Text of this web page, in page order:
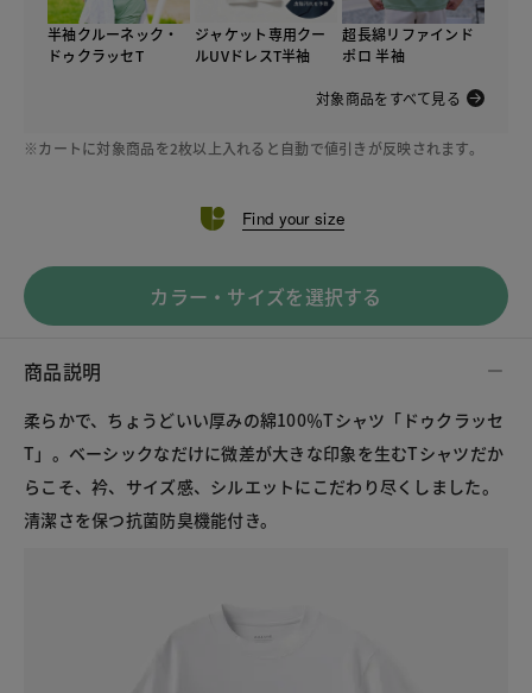
半袖クルーネック・
ドゥクラッセT
ジャケット専用クー
ルUVドレスT半袖
超長綿リファインド
ポロ 半袖
対象商品をすべて見る
※カートに対象商品を2枚以上入れると自動で値引きが反映されます。
Find your size
カラー・サイズを選択する
商品説明
柔らかで、ちょうどいい厚みの綿100％Tシャツ「ドゥクラッセ
T」。ベーシックなだけに微差が大きな印象を生むTシャツだか
らこそ、衿、サイズ感、シルエットにこだわり尽くしました。
清潔さを保つ抗菌防臭機能付き。